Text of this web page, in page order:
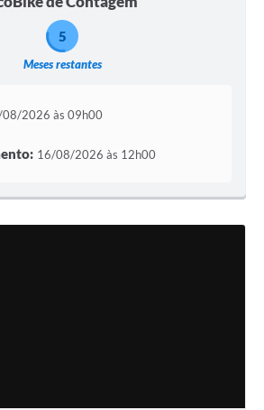
Meses restantes
5
2026 às 09h00
16/08/2026 às 12h00